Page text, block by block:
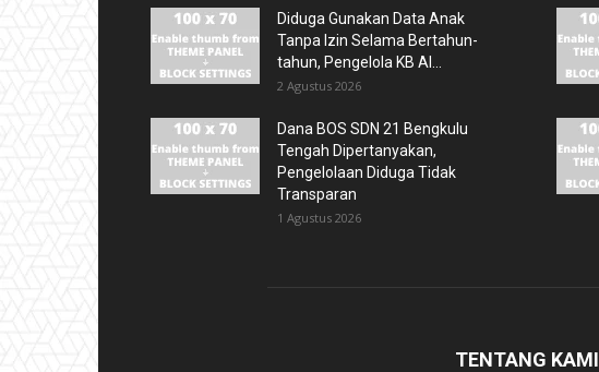
Diduga Gunakan Data Anak
Tanpa Izin Selama Bertahun-
tahun, Pengelola KB Al...
2 Agustus 2026
Dana BOS SDN 21 Bengkulu
Tengah Dipertanyakan,
Pengelolaan Diduga Tidak
Transparan
1 Agustus 2026
TENTANG KAMI